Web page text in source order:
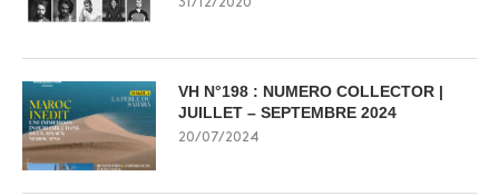
31/12/2020
VH N°198 : NUMERO COLLECTOR |
JUILLET – SEPTEMBRE 2024
20/07/2024